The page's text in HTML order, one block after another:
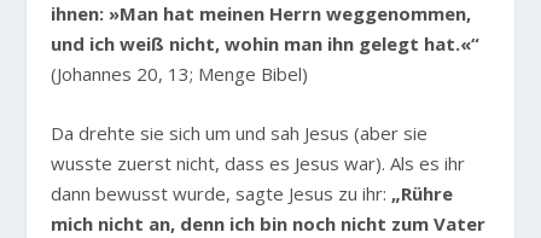
ihnen: »Man hat meinen Herrn weggenommen,
und ich weiß nicht, wohin man ihn gelegt hat.«“
(Johannes 20, 13; Menge Bibel)
Da drehte sie sich um und sah Jesus (aber sie
wusste zuerst nicht, dass es Jesus war). Als es ihr
dann bewusst wurde, sagte Jesus zu ihr: „Rühre
mich nicht an, denn ich bin noch nicht zum Vater